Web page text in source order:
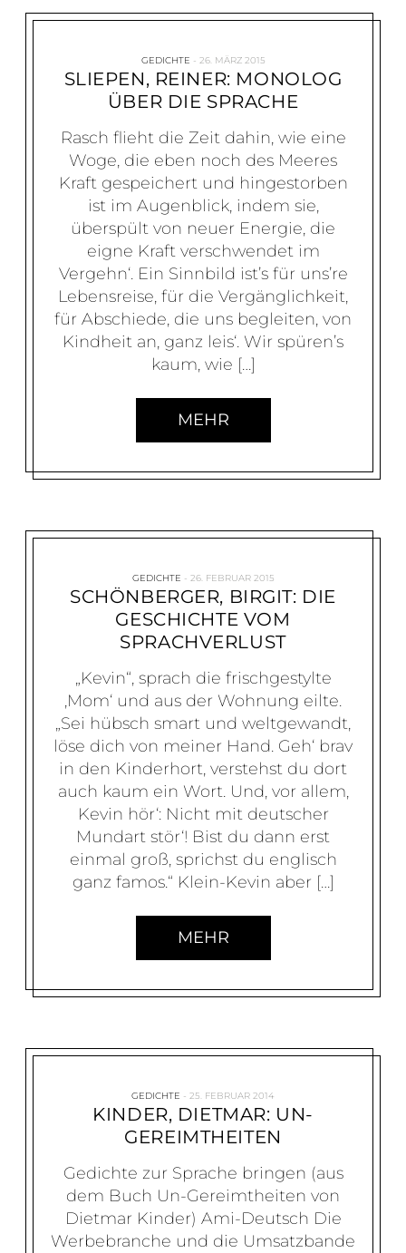
GEDICHTE 26. MÄRZ 2015
SLIEPEN, REINER: MONOLOG
ÜBER DIE SPRACHE
Rasch flieht die Zeit dahin, wie eine
Woge, die eben noch des Meeres
Kraft gespeichert und hingestorben
ist im Augenblick, indem sie,
überspült von neuer Energie, die
eigne Kraft verschwendet im
Vergehn‘. Ein Sinnbild ist’s für uns’re
Lebensreise, für die Vergänglichkeit,
für Abschiede, die uns begleiten, von
Kindheit an, ganz leis‘. Wir spüren’s
kaum, wie […]
MEHR
GEDICHTE 26. FEBRUAR 2015
SCHÖNBERGER, BIRGIT: DIE
GESCHICHTE VOM
SPRACHVERLUST
„Kevin“, sprach die frischgestylte
‚Mom‘ und aus der Wohnung eilte.
„Sei hübsch smart und weltgewandt,
löse dich von meiner Hand. Geh‘ brav
in den Kinderhort, verstehst du dort
auch kaum ein Wort. Und, vor allem,
Kevin hör‘: Nicht mit deutscher
Mundart stör‘! Bist du dann erst
einmal groß, sprichst du englisch
ganz famos.“ Klein-Kevin aber […]
MEHR
GEDICHTE 25. FEBRUAR 2014
KINDER, DIETMAR: UN-
GEREIMTHEITEN
Gedichte zur Sprache bringen (aus
dem Buch Un-Gereimtheiten von
Dietmar Kinder) Ami-Deutsch Die
Werbebranche und die Umsatzbande